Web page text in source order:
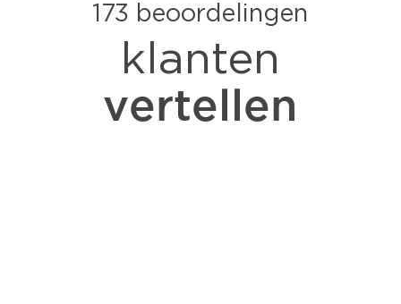
173 beoordelingen
klanten
vertellen